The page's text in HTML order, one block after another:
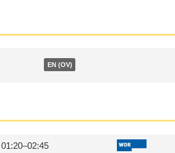
EN (OV)
01:20–02:45